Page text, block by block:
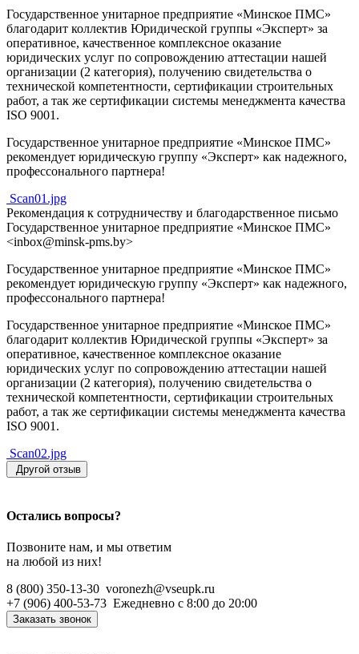
Государственное унитарное предприятие «Минское ПМС»
благодарит коллектив Юридической группы «Эксперт» за
оперативное, качественное комплексное оказание
юридических услуг по сопровождению аттестации нашей
организации (2 категория), получению свидетельства о
технической компетентности, сертификации строительных
работ, а так же сертификации системы менеджмента качества
ISO 9001.
Государственное унитарное предприятие «Минское ПМС»
рекомендует юридическую группу «Эксперт» как надежного,
профессонального партнера!
Scan01.jpg
Рекомендация к сотрудничеству и благодарственное письмо
Государственное унитарное предприятие «Минское ПМС»
<inbox@minsk-pms.by>
Государственное унитарное предприятие «Минское ПМС»
рекомендует юридическую группу «Эксперт» как надежного,
профессонального партнера!
Государственное унитарное предприятие «Минское ПМС»
благодарит коллектив Юридической группы «Эксперт» за
оперативное, качественное комплексное оказание
юридических услуг по сопровождению аттестации нашей
организации (2 категория), получению свидетельства о
технической компетентности, сертификации строительных
работ, а так же сертификации системы менеджмента качества
ISO 9001.
Scan02.jpg
Другой отзыв
Остались вопросы?
Позвоните нам, и мы ответим
на любой из них!
8 (800) 350-13-30 voronezh@vseupk.ru
+7 (906) 400-53-73 Ежедневно с 8:00 до 20:00
Заказать звонок